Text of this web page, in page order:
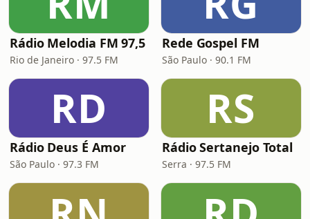
Rádio Melodia FM 97,5
Rio de Janeiro · 97.5 FM
Rede Gospel FM
São Paulo · 90.1 FM
RD
Rádio Deus É Amor
São Paulo · 97.3 FM
RS
Rádio Sertanejo Total
Serra · 97.5 FM